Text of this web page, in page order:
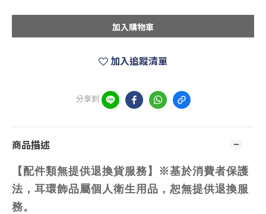
加入購物車
加入追蹤清單
分享到
商品描述
【配件類無提供退換貨服務】※基於消費者保護
法，耳環飾品屬個人衛生用品，恕無提供退換服
務。